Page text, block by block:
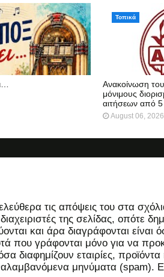
Τοπικά
Ανακοίνωση
μόνιμους
αιτήσεων από
August 06, 2026
τις απόψεις του στα
της σελίδας, οπότε
και άρα διαγράφονται είναι
που γράφονται μόνο για να
εταιρίες, προϊόντα
μηνύματα (spam).